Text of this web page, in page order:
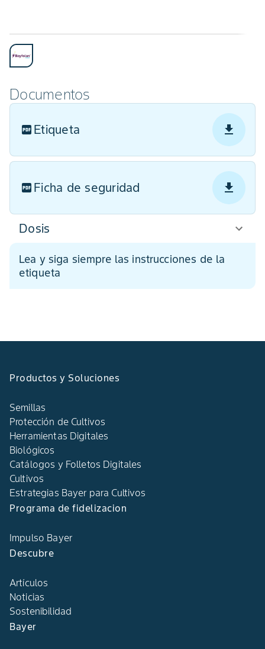
Documentos
Etiqueta
Ficha de seguridad
Dosis
Lea y siga siempre las instrucciones de la
etiqueta
Productos y Soluciones
Semillas
Protección de Cultivos
Herramientas Digitales
Biológicos
Catálogos y Folletos Digitales
Cultivos
Estrategias Bayer para Cultivos
Programa de fidelizacion
Impulso Bayer
Descubre
Artículos
Noticias
Sostenibilidad
Bayer